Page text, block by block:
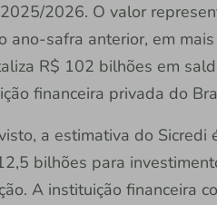
2026. O valor
ano-safra anterior, em
R$ 102 bilhões em
financeira privada do
a estimativa do
bilhões para
A instituição financeira